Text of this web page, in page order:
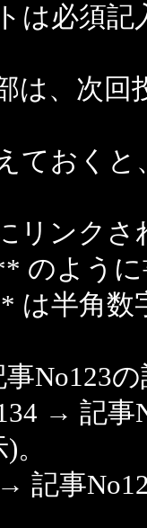
は必須
は、次
ておく
リンクさ
のよう
は半角数
No123
→ 記
記事